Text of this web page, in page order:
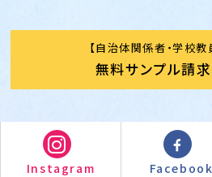
自治体関係者・学校
無料サンプル請
Instagram Facebook